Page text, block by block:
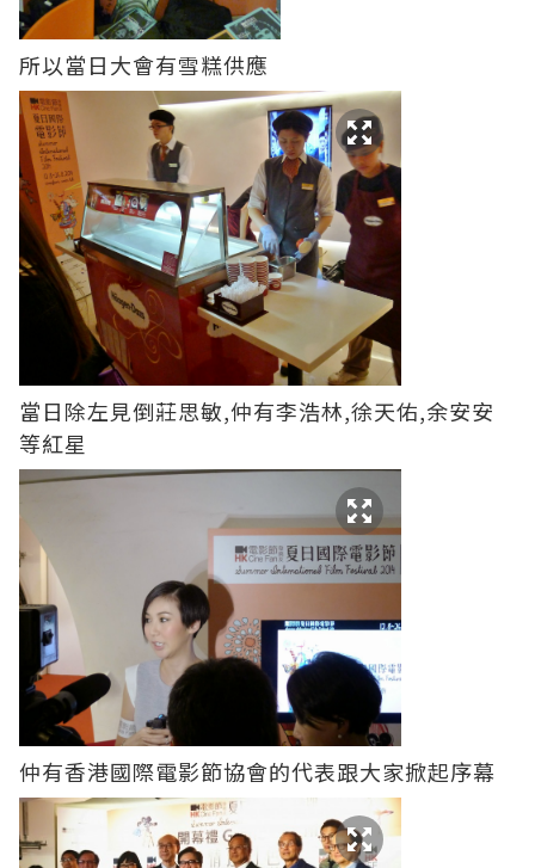
所以當日大會有雪糕供應
當日除左見倒莊思敏,仲有李浩林,徐天佑,余安安
等紅星
仲有香港國際電影節協會的代表跟大家掀起序幕